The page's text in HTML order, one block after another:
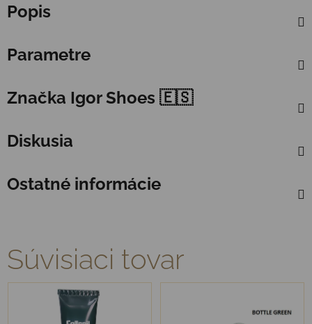
Popis
Parametre
Značka Igor Shoes 🇪🇸
Diskusia
Ostatné informácie
Súvisiaci tovar